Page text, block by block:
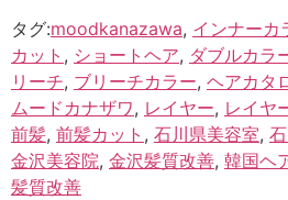
タグ:moodkanazawa, インナーカ
カット , ショートヘア, ダブルカラ
リーチ, ブリーチカラー, ヘアカタ
ムードカナザワ, レイヤー, レイヤ
前髪, 前髪カット , 石川県美容室,
金沢美容院, 金沢髪質改善, 韓国ヘ
髪質改善